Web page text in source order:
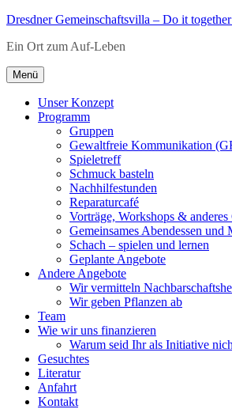
Zum
springen
Dresdner Gemeinschaftsvilla – Do it
Ein Ort zum Auf-Leben
Menü
Unser Konzept
Programm
Gruppen
Gewaltfreie Kommunikation
Spieletreff
Schmuck basteln
Nachhilfestunden
Reparaturcafé
Vorträge, Workshops & anderes
Gemeinsames Abendessen und
Schach – spielen und lernen
Geplante Angebote
Andere Angebote
Wir vermitteln
Wir geben Pflanzen ab
Team
Wie wir uns finanzieren
Warum seid Ihr als Initiative
Gesuchtes
Literatur
Anfahrt
Kontakt